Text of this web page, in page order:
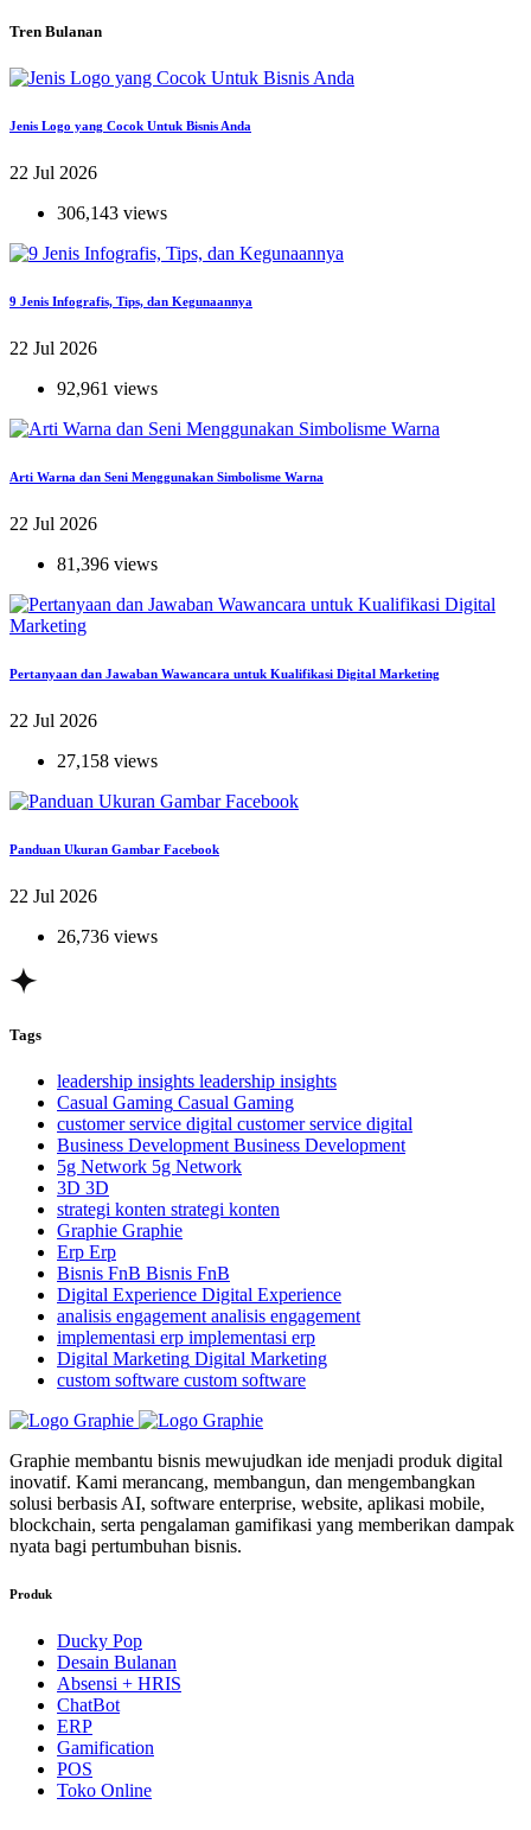
Tren Bulanan
Jenis Logo yang Cocok Untuk Bisnis Anda
22 Jul 2026
306,143 views
9 Jenis Infografis, Tips, dan Kegunaannya
22 Jul 2026
92,961 views
Arti Warna dan Seni Menggunakan Simbolisme Warna
22 Jul 2026
81,396 views
Pertanyaan dan Jawaban Wawancara untuk Kualifikasi Digital Marketing
22 Jul 2026
27,158 views
Panduan Ukuran Gambar Facebook
22 Jul 2026
26,736 views
Tags
leadership insights leadership insights
Casual Gaming Casual Gaming
customer service digital customer service digital
Business Development Business Development
5g Network 5g Network
3D 3D
strategi konten strategi konten
Graphie Graphie
Erp Erp
Bisnis FnB Bisnis FnB
Digital Experience Digital Experience
analisis engagement analisis engagement
implementasi erp implementasi erp
Digital Marketing Digital Marketing
custom software custom software
Graphie membantu bisnis mewujudkan ide menjadi produk digital
inovatif. Kami merancang, membangun, dan mengembangkan
solusi berbasis AI, software enterprise, website, aplikasi mobile,
blockchain, serta pengalaman gamifikasi yang memberikan dampak
nyata bagi pertumbuhan bisnis.
Produk
Ducky Pop
Desain Bulanan
Absensi + HRIS
ChatBot
ERP
Gamification
POS
Toko Online